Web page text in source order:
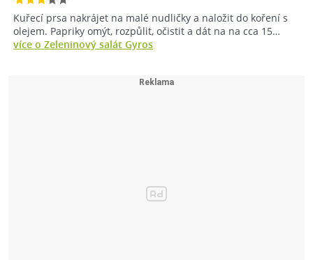
Kuřecí prsa nakrájet na malé nudličky a naložit do koření s
olejem. Papriky omýt, rozpůlit, očistit a dát na na cca 15…
více o Zeleninový salát Gyros